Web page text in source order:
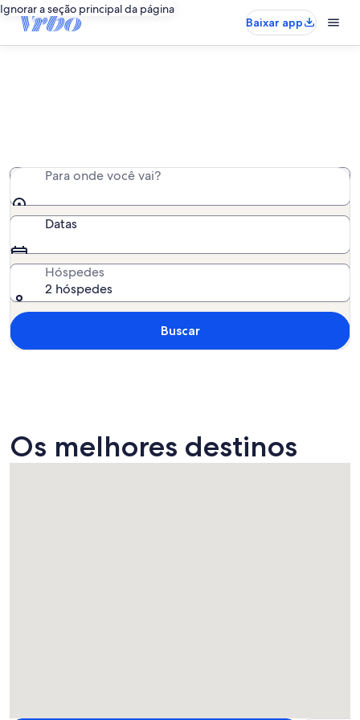
Ignorar a seção principal da página
Baixar app
Para onde você vai?
Datas
Hóspedes
2 hóspedes
Buscar
Os melhores destinos